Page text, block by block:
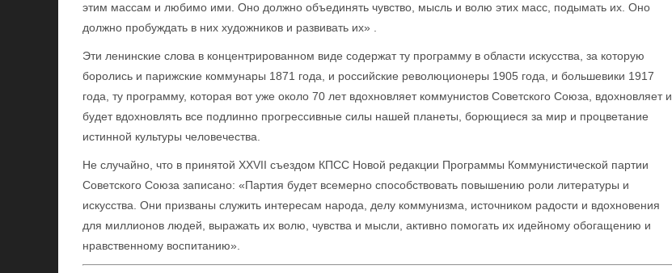
этим массам и любимо ими. Оно должно объединять чувство, мысль и волю этих масс, подымать их. Оно
должно пробуждать в них художников и развивать их» .
Эти ленинские слова в концентрированном виде содержат ту программу в области искусства, за которую
боролись и парижские коммунары 1871 года, и российские революционеры 1905 года, и большевики 1917
года, ту программу, которая вот уже около 70 лет вдохновляет коммунистов Советского Союза, вдохновляет и
будет вдохновлять все подлинно прогрессивные силы нашей планеты, борющиеся за мир и процветание
истинной культуры человечества.
Не случайно, что в принятой XXVII съездом КПСС Новой редакции Программы Коммунистической партии
Советского Союза записано: «Партия будет всемерно способствовать повышению роли литературы и
искусства. Они призваны служить интересам народа, делу коммунизма, источником радости и вдохновения
для миллионов людей, выражать их волю, чувства и мысли, активно помогать их идейному обогащению и
нравственному воспитанию».